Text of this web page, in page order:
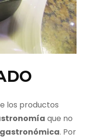
los productos
que no
. Por